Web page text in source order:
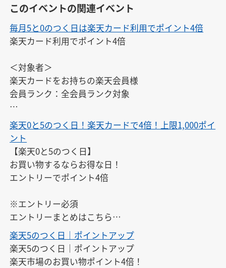
このイベントの関連イベント
毎月5と0のつく日は楽天カード利用でポイント4倍
楽天カード利用でポイント4倍
＜対象者＞
楽天カードをお持ちの楽天会員様
会員ランク：全会員ランク対象
※エントリーは、開催日ごとに毎回必要です。また、
開催日以外にはエントリーできません。
※対象期間中にエントリーすれば、エントリー前のお
買い物もポイントアップの対象となります。
楽天0と5のつく日！楽天カードで4倍！上限1,000ポイ
ント
【楽天0と5のつく日】
お買い物するならお得な日！
エントリーでポイント4倍
※エントリー必須
エントリーまとめはこちら
↓
https://keepgoing66.com/rakuten-entry-matome/
楽天5のつく日｜ポイントアップ
楽天5のつく日｜ポイントアップ
楽天市場のお買い物ポイント4倍！